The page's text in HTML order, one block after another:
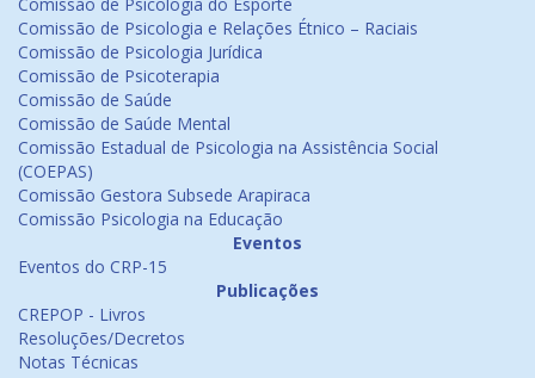
Comissão de Psicologia e Relações Étnico – Raciais
Comissão de Psicologia Jurídica
Comissão de Psicoterapia
Comissão de Saúde
Comissão de Saúde Mental
Comissão Estadual de Psicologia na Assistência Social
(COEPAS)
Comissão Gestora Subsede Arapiraca
Comissão Psicologia na Educação
Eventos
Eventos do CRP-15
Publicações
CREPOP - Livros
Resoluções/Decretos
Notas Técnicas